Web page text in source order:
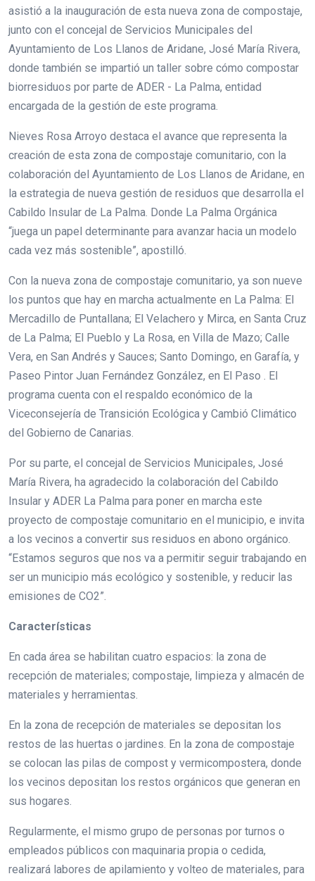
asistió a la inauguración de esta nueva zona de compostaje,
junto con el concejal de Servicios Municipales del
Ayuntamiento de Los Llanos de Aridane, José María Rivera,
donde también se impartió un taller sobre cómo compostar
biorresiduos por parte de ADER - La Palma, entidad
encargada de la gestión de este programa.
Nieves Rosa Arroyo destaca el avance que representa la
creación de esta zona de compostaje comunitario, con la
colaboración del Ayuntamiento de Los Llanos de Aridane, en
la estrategia de nueva gestión de residuos que desarrolla el
Cabildo Insular de La Palma. Donde La Palma Orgánica
“juega un papel determinante para avanzar hacia un modelo
cada vez más sostenible”, apostilló.
Con la nueva zona de compostaje comunitario, ya son nueve
los puntos que hay en marcha actualmente en La Palma: El
Mercadillo de Puntallana; El Velachero y Mirca, en Santa Cruz
de La Palma; El Pueblo y La Rosa, en Villa de Mazo; Calle
Vera, en San Andrés y Sauces; Santo Domingo, en Garafía, y
Paseo Pintor Juan Fernández González, en El Paso . El
programa cuenta con el respaldo económico de la
Viceconsejería de Transición Ecológica y Cambió Climático
del Gobierno de Canarias.
Por su parte, el concejal de Servicios Municipales, José
María Rivera, ha agradecido la colaboración del Cabildo
Insular y ADER La Palma para poner en marcha este
proyecto de compostaje comunitario en el municipio, e invita
a los vecinos a convertir sus residuos en abono orgánico.
“Estamos seguros que nos va a permitir seguir trabajando en
ser un municipio más ecológico y sostenible, y reducir las
emisiones de CO2”.
Características
En cada área se habilitan cuatro espacios: la zona de
recepción de materiales; compostaje, limpieza y almacén de
materiales y herramientas.
En la zona de recepción de materiales se depositan los
restos de las huertas o jardines. En la zona de compostaje
se colocan las pilas de compost y vermicompostera, donde
los vecinos depositan los restos orgánicos que generan en
sus hogares.
Regularmente, el mismo grupo de personas por turnos o
empleados públicos con maquinaria propia o cedida,
realizará labores de apilamiento y volteo de materiales, para